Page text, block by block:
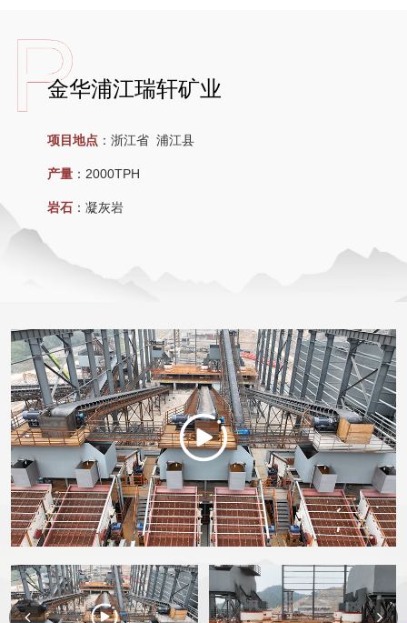
金华浦江瑞轩矿业
项目地点 ： 浙江省 浦江县
产量 ： 2000TPH
岩石 ： 凝灰岩